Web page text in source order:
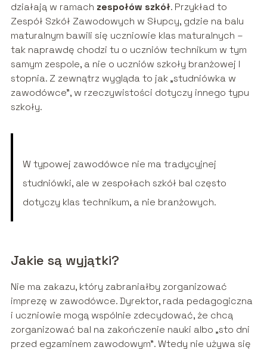
działają w ramach zespołów szkół. Przykład to
Zespół Szkół Zawodowych w Słupcy, gdzie na balu
maturalnym bawili się uczniowie klas maturalnych –
tak naprawdę chodzi tu o uczniów technikum w tym
samym zespole, a nie o uczniów szkoły branżowej I
stopnia. Z zewnątrz wygląda to jak „studniówka w
zawodówce”, w rzeczywistości dotyczy innego typu
szkoły.
W typowej zawodówce nie ma tradycyjnej
studniówki, ale w zespołach szkół bal często
dotyczy klas technikum, a nie branżowych.
Jakie są wyjątki?
Nie ma zakazu, który zabraniałby zorganizować
imprezę w zawodówce. Dyrektor, rada pedagogiczna
i uczniowie mogą wspólnie zdecydować, że chcą
zorganizować bal na zakończenie nauki albo „sto dni
przed egzaminem zawodowym”. Wtedy nie używa się